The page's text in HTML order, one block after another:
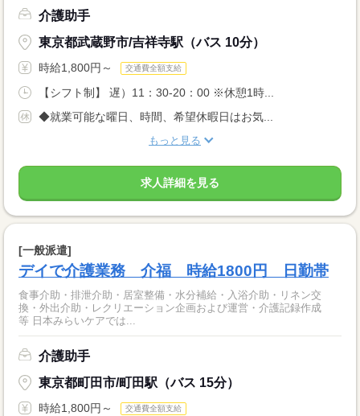
介護助手
東京都武蔵野市/吉祥寺駅（バス 10分）
時給1,800円～ 交通費全額支給
【シフト制】 遅）11：30-20：00 ※休憩1時...
◆就業可能な曜日、時間、希望休暇日はお気...
もっと見る
求人詳細を見る
[一般派遣]
デイで介護業務 介福 時給1800円 日勤帯
食事介助・排泄介助・居室整備・水分補給・入浴介助・リネン交
換・外出介助・レクリエーション企画および運営・介護記録作成
等 日本みらいケアでは...
介護助手
東京都町田市/町田駅（バス 15分）
時給1,800円～ 交通費全額支給